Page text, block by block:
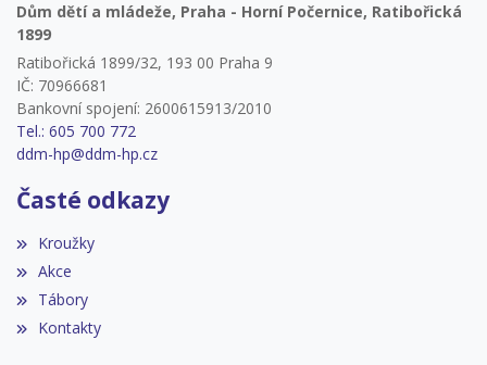
Dům dětí a mládeže, Praha - Horní Počernice, Ratibořická
1899
Ratibořická 1899/32, 193 00 Praha 9
IČ: 70966681
Bankovní spojení: 2600615913/2010
Tel.: 605 700 772
ddm-hp@ddm-hp.cz
Časté odkazy
Kroužky
Akce
Tábory
Kontakty